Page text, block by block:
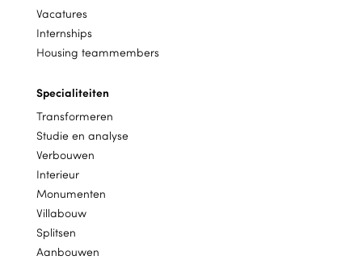
Vacatures
Internships
Housing teammembers
Specialiteiten
Transformeren
Studie en analyse
Verbouwen
Interieur
Monumenten
Villabouw
Splitsen
Aanbouwen